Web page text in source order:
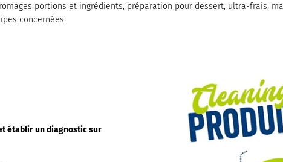
portions et ingrédients, préparation pour dessert, ultra-frais,
concernées.
établir un diagnostic sur